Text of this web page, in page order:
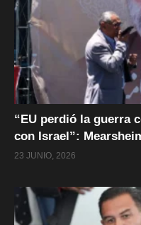
“EU perdió la guerra
con Israel”:
23 JUNIO, 2026